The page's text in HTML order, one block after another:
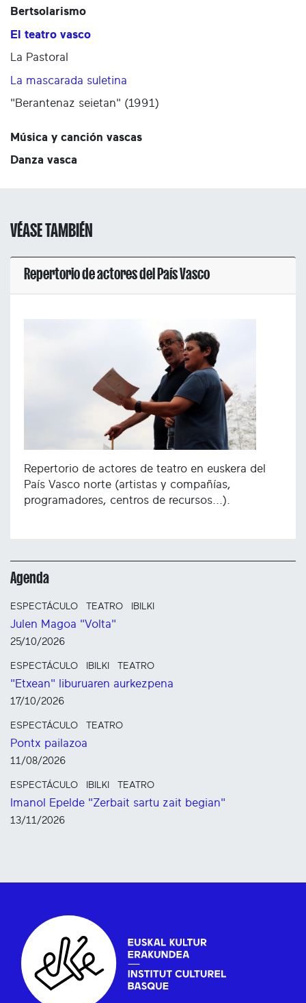
Bertsolarismo
El teatro vasco
La Pastoral
La mascarada suletina
"Berantenaz seietan" (1991)
Música y canción vascas
Danza vasca
VÉASE TAMBIÉN
Repertorio de actores del País Vasco
Repertorio de actores de teatro en euskera del
País Vasco norte (artistas y compañías,
programadores, centros de recursos...).
Agenda
ESPECTÁCULO TEATRO IBILKI
Julen Magoa "Volta"
25/10/2026
ESPECTÁCULO IBILKI TEATRO
"Etxean" liburuaren aurkezpena
17/10/2026
ESPECTÁCULO TEATRO
Pontx pailazoa
11/08/2026
ESPECTÁCULO IBILKI TEATRO
Imanol Epelde "Zerbait sartu zait begian"
13/11/2026